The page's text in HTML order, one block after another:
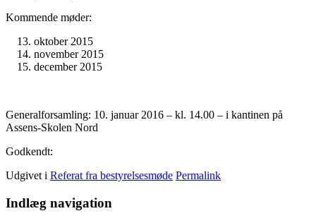
Kommende møder:
oktober 2015
november 2015
december 2015
Generalforsamling: 10. januar 2016 – kl. 14.00 – i kantinen på
Assens-Skolen Nord
Godkendt:
Udgivet i Referat fra bestyrelsesmøde Permalink
Indlæg navigation